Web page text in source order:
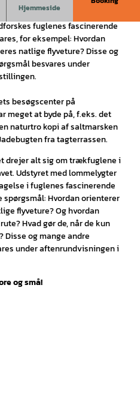
Hjemmeside
besøgscenter
fuglenes fascinerende
for eksempel: Hvordan
natlige flyveture? Disse og
besvares under
besøgscenter på
meget at byde på, f.eks. det
naturtro kopi af saltmarsken
fra tagterrassen.
drejer alt sig om trækfuglene i
Udstyret med lommelygter
i fuglenes fascinerende
spørgsmål: Hvordan orienterer
flyveture? Og hvordan
Hvad gør de, når de kun
Disse og mange andre
under aftenrundvisningen i
og små!